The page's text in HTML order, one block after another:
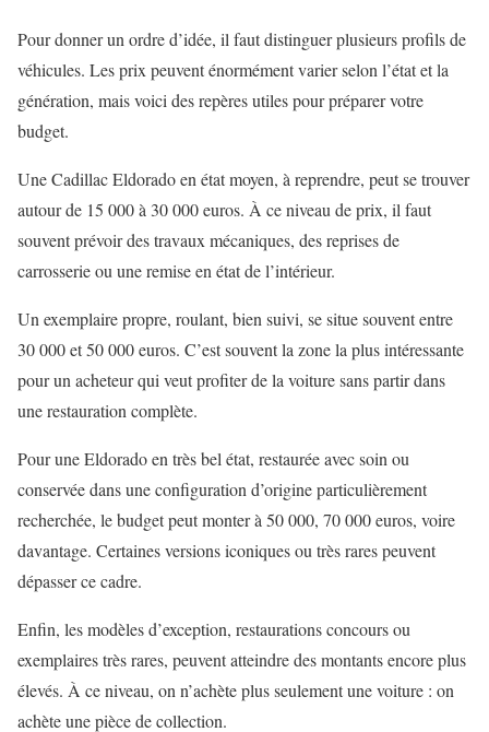
Pour donner un ordre d’idée, il faut distinguer plusieurs profils de
véhicules. Les prix peuvent énormément varier selon l’état et la
génération, mais voici des repères utiles pour préparer votre
budget.
Une Cadillac Eldorado en état moyen, à reprendre, peut se trouver
autour de 15 000 à 30 000 euros. À ce niveau de prix, il faut
souvent prévoir des travaux mécaniques, des reprises de
carrosserie ou une remise en état de l’intérieur.
Un exemplaire propre, roulant, bien suivi, se situe souvent entre
30 000 et 50 000 euros. C’est souvent la zone la plus intéressante
pour un acheteur qui veut profiter de la voiture sans partir dans
une restauration complète.
Pour une Eldorado en très bel état, restaurée avec soin ou
conservée dans une configuration d’origine particulièrement
recherchée, le budget peut monter à 50 000, 70 000 euros, voire
davantage. Certaines versions iconiques ou très rares peuvent
dépasser ce cadre.
Enfin, les modèles d’exception, restaurations concours ou
exemplaires très rares, peuvent atteindre des montants encore plus
élevés. À ce niveau, on n’achète plus seulement une voiture : on
achète une pièce de collection.